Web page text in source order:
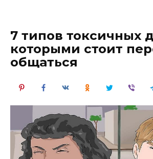
7 типов токсичных
которыми стоит
общаться